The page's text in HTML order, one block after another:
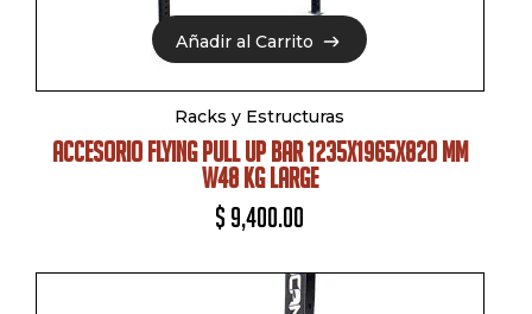
Añadir al Carrito
Añadir al Carrito
Racks y Estructuras
ACCESORIO FLYING PULL UP BAR 1235X1965X820 MM
W48 KG LARGE
$ 9,400.00